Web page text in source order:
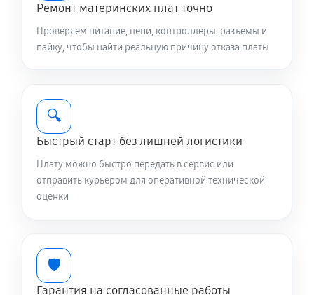
Ремонт материнских плат точно
Проверяем питание, цепи, контроллеры, разъёмы и
пайку, чтобы найти реальную причину отказа платы
🔍
Быстрый старт без лишней логистики
Плату можно быстро передать в сервис или
отправить курьером для оперативной технической
оценки
🛡️
Гарантия на согласованные работы